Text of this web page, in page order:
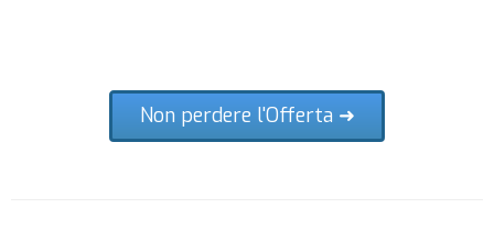
Non perdere l'Offerta ➜